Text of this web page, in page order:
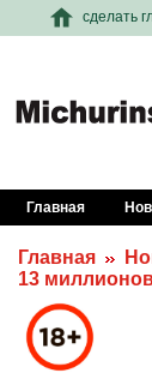
сделать
Главная
Главная
13